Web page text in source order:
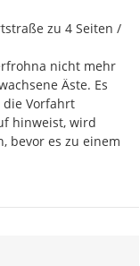
zu 4 Seiten /
nicht mehr
Äste. Es
die Vorfahrt
hinweist, wird
bevor es zu einem